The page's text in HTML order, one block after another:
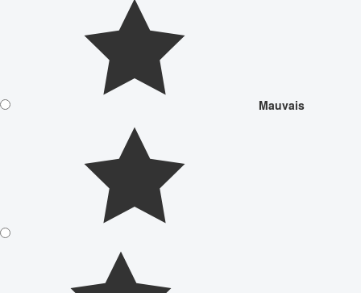
Mauvais